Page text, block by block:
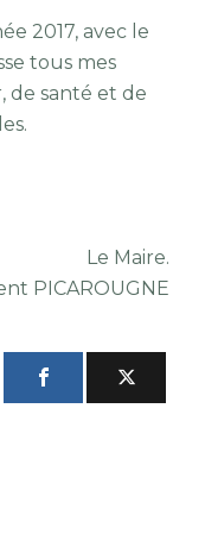
2017, avec le
tous mes
santé et de
Le Maire.
PICAROUGNE